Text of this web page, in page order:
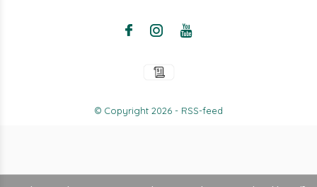
© Copyright 2026- RSS-feed